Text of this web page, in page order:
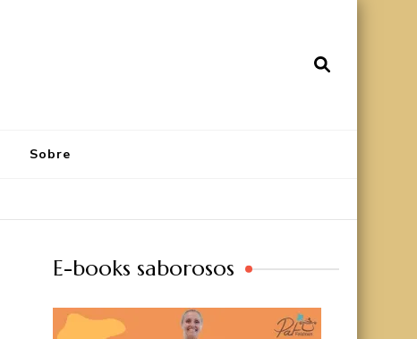
Sobre
E-books saborosos